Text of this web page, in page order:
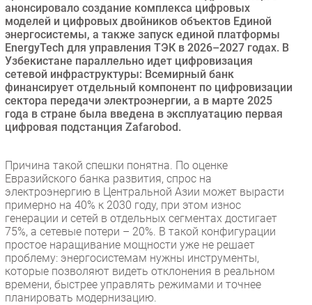
Здоровье
РАЗДЕЛЫ
Новости
Аналитика
Интервью
Мероприятия
IT класс
Тестовый стенд
Каталог компаний
анонсировало создание комплекса цифровых
моделей и цифровых двойников объектов Единой
энергосистемы, а также запуск единой платформы
EnergyTech для управления ТЭК в 2026–2027 годах. В
Узбекистане параллельно идет цифровизация
сетевой инфраструктуры: Всемирный банк
финансирует отдельный компонент по цифровизации
сектора передачи электроэнергии, а в марте 2025
года в стране была введена в эксплуатацию первая
цифровая подстанция Zafarobod.
Причина такой спешки понятна. По оценке
Евразийского банка развития, спрос на
электроэнергию в Центральной Азии может вырасти
примерно на 40% к 2030 году, при этом износ
генерации и сетей в отдельных сегментах достигает
75%, а сетевые потери – 20%. В такой конфигурации
простое наращивание мощности уже не решает
проблему: энергосистемам нужны инструменты,
которые позволяют видеть отклонения в реальном
времени, быстрее управлять режимами и точнее
планировать модернизацию.